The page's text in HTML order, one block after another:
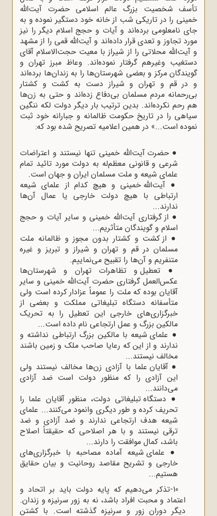
تأسف شخصیت بزرگ عالم اسلامی حضرت آیت‌الله
خمینی را در تاریکی شب از خانه خود دستگیر نموده و به
جای نامعلومی برده‌اند و آیات و حجج اسلام دیگر را نیز
مورد تجاوز و تعدی قرار داده‌اند و آیت‌الله قمی را از مشهد
و آیت‌الله محلاتی را از شیراز با معیت حجت‌الاسلام آقای
دستغیب وغیرهم گرفتار نموده‌اند. وعاظ مبرز تهران و
گویندگان مرکز و بعضی شهرستان‌ها را به زندان‌ها برده‌اند
و در قم و تهران و شیراز دست به کشت و کشتار
بی‌رحمانه مردم مسلمان بی‌دفاع زده‌اند و حتی به زن‌ها
هم رحم نکرده‌اند. بدین ترتیب بار دیگر دولت لکه ننگین
سیاهی را در تاریخ حکومت ظالمانه و جبارانه خود ثبت
نموده است...» در همین اعلامیه تصریح شده بود که:
●حضرت آیت‌الله خمینی تنها نیستند و اعتراضات
شرعی و قانونی معظم‌له به دولت مورد تائید تمام
علمای شیعه و ملت مسلمان ایران و جهان است.
● آیت‌الله خمینی و هیچ کدام از علمای شیعه
ارتباطی با هیچ دولت خارجی یا عمال آن‌ها
ندارند...
● از گرفتاری آیت‌الله خمینی و سایر آیات و حجج
اسلام و گویندگان متأثریم...
● از کشت و کشتار بدون مجوز و ظالمانه ملت
مسلمان در قم و تهران و شیراز و تبریز و غیره
متنفریم و آن‌ها را تقبیح می‌نماییم.
● تعطیل و تظاهرات تهران و شهرستان‌ها
عکس‌العمل گرفتاری حضرت آیت‌الله خمینی و سایر
آقایان بوده که ملت را عموماً عزادار کرده است ولی
متأسفانه دستگاه تبلیغاتی مملکت و بعضی از
خبرگزاری‌های خارجی این تعطیل را به تحریک
مالکین بزرگ و عمل ارتجاعی نام داده است...
● علمای شیعه با مالکین بزرگ ارتباطی نداشته و
ندارند و از این که رعایا صاحب ملک و زمین باشند
مخالف نیستند...
●آقایان علما با آزادی زن‌ها مخالف نیستند ولی
این آزادی را که منظور دولت است ضد آزادی
می‌دانند...
● دستگاه تبلیغاتی دولت، منظور آقایان علما را
تحریف کرده و طور دیگری وانمود می‌کنند... علمای
شیعه هدف ارتجاعی ندارند و ضد آزادی و ضد
ترقی نیستند و با هر اصلاحی که حقیقتاً اصلاح
باشد، کمال موافقت را دارند...
● علمای شیعه آماده مصاحبه با خبرگزاری‌های
خارجی و تشریح مقاصد روحانیت و بیان حقایق
هستیم...
10-تذکر می‌دهیم که پایه دولت باید بر اتحاد و
اعتماد و محبت افراد باشد، نه به زور سرنیزه و زندان.
دیگر دوران زور و سرنیزه گذشته است. با کشتن